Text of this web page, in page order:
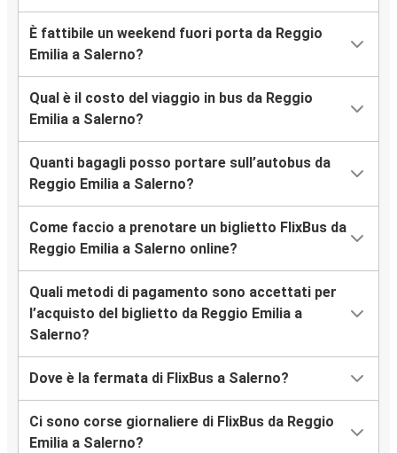
È fattibile un weekend fuori porta da Reggio
Emilia a Salerno?
Qual è il costo del viaggio in bus da Reggio
Emilia a Salerno?
Quanti bagagli posso portare sull’autobus da
Reggio Emilia a Salerno?
Come faccio a prenotare un biglietto FlixBus da
Reggio Emilia a Salerno online?
Quali metodi di pagamento sono accettati per
l’acquisto del biglietto da Reggio Emilia a
Salerno?
Dove è la fermata di FlixBus a Salerno?
Ci sono corse giornaliere di FlixBus da Reggio
Emilia a Salerno?